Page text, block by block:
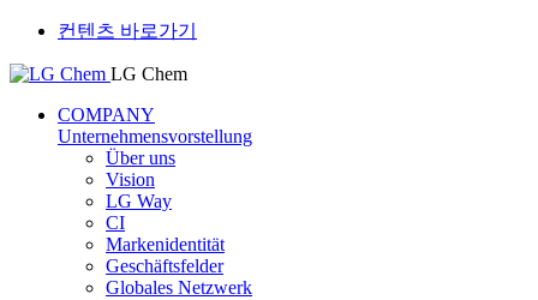
컨텐츠 바로가기
LG Chem
COMPANY
Unternehmensvorstellung
Über uns
Vision
LG Way
CI
Markenidentität
Geschäftsfelder
Globales Netzwerk